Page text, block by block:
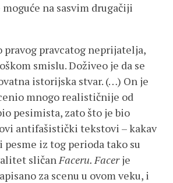
na sasvim drugačiji
pravog pravcatog neprijatelja,
smislu. Doživeo je da se
istorijska stvar. (…) On je
mnogo realističnije od
pesimista, zato što je bio
antifašistički tekstovi – kakav
i pesme iz tog perioda tako su
sličanFaceru. Facerje
za scenu u ovom veku, i